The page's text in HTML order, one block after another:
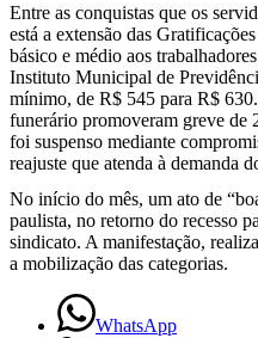
Entre as conquistas que os
está a extensão das
básico e médio aos
Instituto Municipal de
mínimo, de R$ 545 para R$
funerário promoveram greve de
foi suspenso mediante
reajuste que atenda à demanda
No início do mês, um ato de
paulista, no retorno do recesso
sindicato. A manifestação,
a mobilização das categorias.
WhatsApp